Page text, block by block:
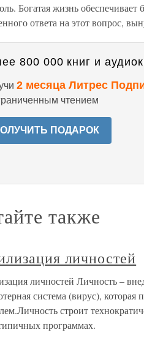
Богатая жизнь
ответа на этот вопрос,
800 000 книг и
2 месяца Литрес
чтением
ПОДАРОК
также
личностей
личностей Личность –
система (вирус),
строит
программах.